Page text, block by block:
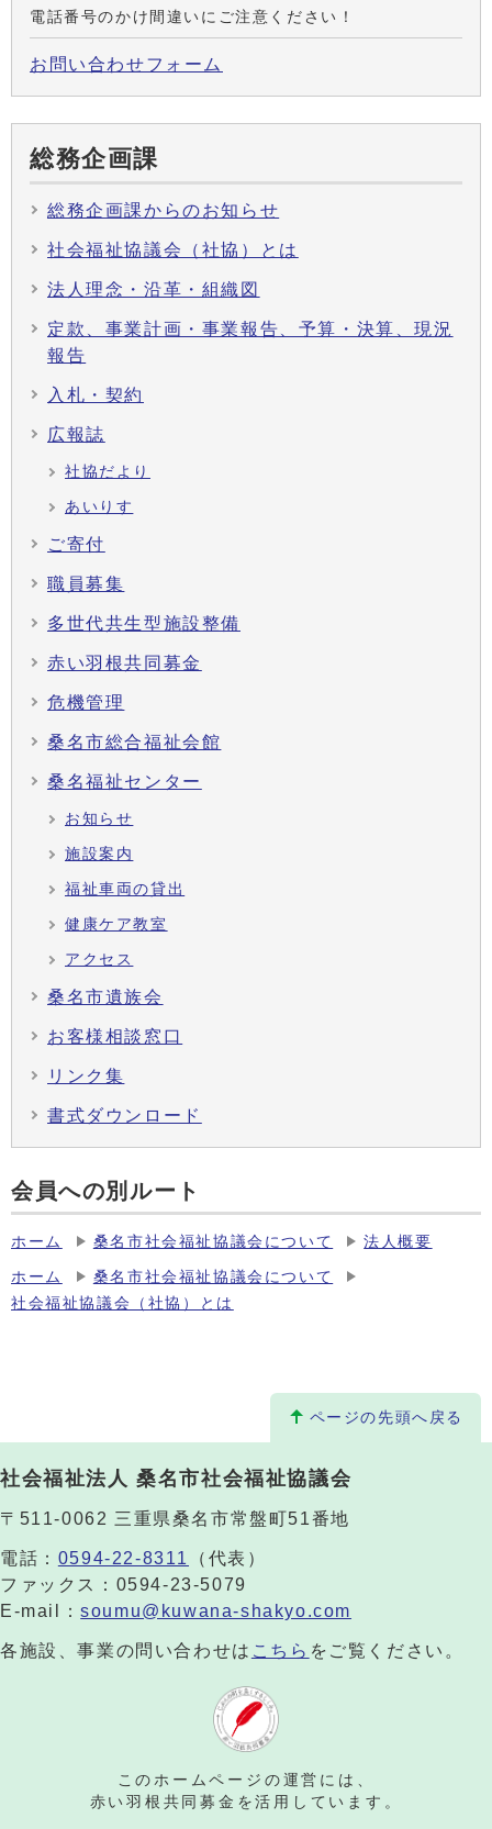
電話番号のかけ間違いにご注意ください！
お問い合わせフォーム
総務企画課
総務企画課からのお知らせ
社会福祉協議会（社協）とは
法人理念・沿革・組織図
定款、事業計画・事業報告、予算・決算、現況
報告
入札・契約
広報誌
社協だより
あいりす
ご寄付
職員募集
多世代共生型施設整備
赤い羽根共同募金
危機管理
桑名市総合福祉会館
桑名福祉センター
お知らせ
施設案内
福祉車両の貸出
健康ケア教室
アクセス
桑名市遺族会
お客様相談窓口
リンク集
書式ダウンロード
会員への別ルート
ホーム 桑名市社会福祉協議会について 法人概要
ホーム
桑名市社会福祉協議会について
社会福祉協議会（社協）とは
ページの先頭へ戻る
社会福祉法人 桑名市社会福祉協議会
〒511-0062 三重県桑名市常盤町51番地
電話： 0594-22-8311
（代表）
ファックス：0594-23-5079
E-mail：soumu@kuwana-shakyo.com
各施設、事業の問い合わせは こちら をご覧ください。
このホームページの運営には、
赤い羽根共同募金を活用しています。